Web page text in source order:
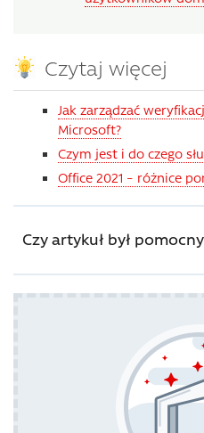
Czytaj więcej
Jak zarządzać
Microsoft?
Czym jest i do czego
Office 2021 – różnice
Czy artykuł był